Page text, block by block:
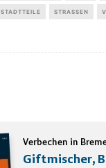
STADTTEILE STRASSEN
Verbechen in
Giftmischer,